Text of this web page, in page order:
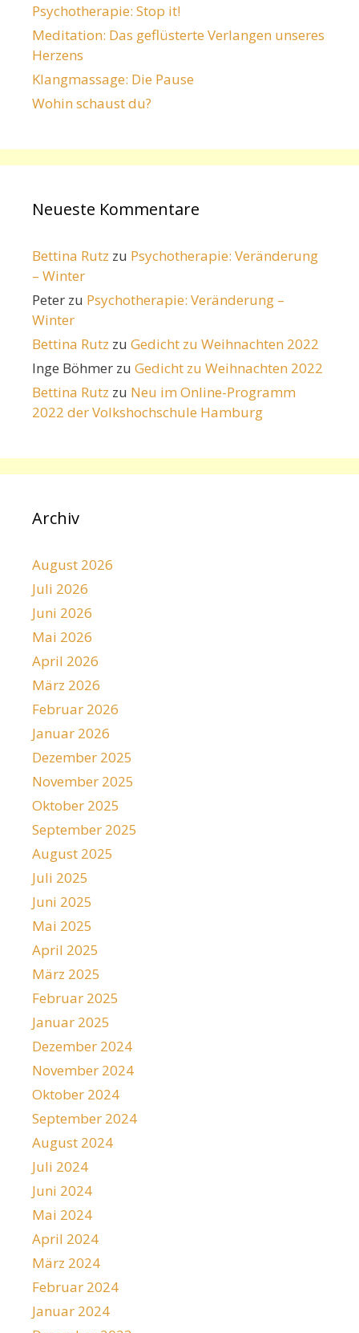
Psychotherapie: Stop it!
Meditation: Das geflüsterte Verlangen unseres
Herzens
Klangmassage: Die Pause
Wohin schaust du?
Neueste Kommentare
Bettina Rutz zu Psychotherapie: Veränderung
– Winter
Peter zu Psychotherapie: Veränderung –
Winter
Bettina Rutz zu Gedicht zu Weihnachten 2022
Inge Böhmer zu Gedicht zu Weihnachten 2022
Bettina Rutz zu Neu im Online-Programm
2022 der Volkshochschule Hamburg
Archiv
August 2026
Juli 2026
Juni 2026
Mai 2026
April 2026
März 2026
Februar 2026
Januar 2026
Dezember 2025
November 2025
Oktober 2025
September 2025
August 2025
Juli 2025
Juni 2025
Mai 2025
April 2025
März 2025
Februar 2025
Januar 2025
Dezember 2024
November 2024
Oktober 2024
September 2024
August 2024
Juli 2024
Juni 2024
Mai 2024
April 2024
März 2024
Februar 2024
Januar 2024